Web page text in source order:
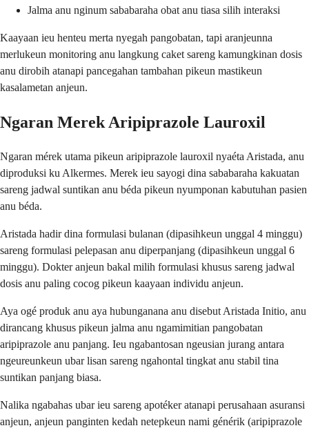
Jalma anu nginum sababaraha obat anu tiasa silih interaksi
Kaayaan ieu henteu merta nyegah pangobatan, tapi aranjeunna
merlukeun monitoring anu langkung caket sareng kamungkinan dosis
anu dirobih atanapi pancegahan tambahan pikeun mastikeun
kasalametan anjeun.
Ngaran Merek Aripiprazole Lauroxil
Ngaran mérek utama pikeun aripiprazole lauroxil nyaéta Aristada, anu
diproduksi ku Alkermes. Merek ieu sayogi dina sababaraha kakuatan
sareng jadwal suntikan anu béda pikeun nyumponan kabutuhan pasien
anu béda.
Aristada hadir dina formulasi bulanan (dipasihkeun unggal 4 minggu)
sareng formulasi pelepasan anu diperpanjang (dipasihkeun unggal 6
minggu). Dokter anjeun bakal milih formulasi khusus sareng jadwal
dosis anu paling cocog pikeun kaayaan individu anjeun.
Aya ogé produk anu aya hubunganana anu disebut Aristada Initio, anu
dirancang khusus pikeun jalma anu ngamimitian pangobatan
aripiprazole anu panjang. Ieu ngabantosan ngeusian jurang antara
ngeureunkeun ubar lisan sareng ngahontal tingkat anu stabil tina
suntikan panjang biasa.
Nalika ngabahas ubar ieu sareng apotéker atanapi perusahaan asuransi
anjeun, anjeun panginten kedah netepkeun nami générik (aripiprazole